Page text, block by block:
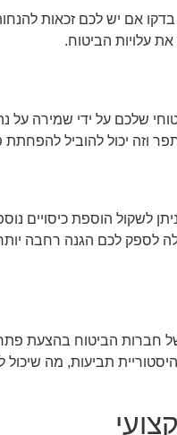
אם יש לכם זכאות
עלויות הביטוח.
שלכם על ידי שמירה על
וזה יכול להוביל
לשקול הוספת כיסויים
לספק לכם הגנה רחבה
חברות הביטוח בהצעת
תביעות, מה שיכול